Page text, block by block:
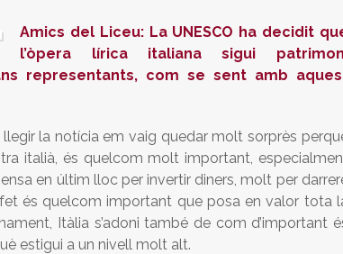
Amics del Liceu: La UNESCO ha decidit
l’òpera lírica italiana sigui
representants, com se sent amb
la notícia em vaig quedar molt sorprès
italià, és quelcom molt important,
en últim lloc per invertir diners, molt per
és quelcom important que posa en valor tota
Itàlia s’adoni també de com d’important
estigui a un nivell molt alt.